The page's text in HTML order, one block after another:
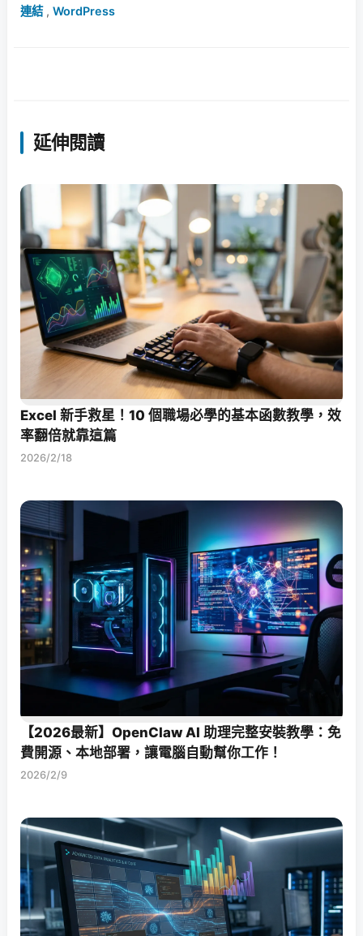
連結, WordPress
延伸閱讀
Excel 新手救星！10 個職場必學的基本函數教學，效
率翻倍就靠這篇
2026/2/18
【2026最新】OpenClaw AI 助理完整安裝教學：免
費開源、本地部署，讓電腦自動幫你工作！
2026/2/9